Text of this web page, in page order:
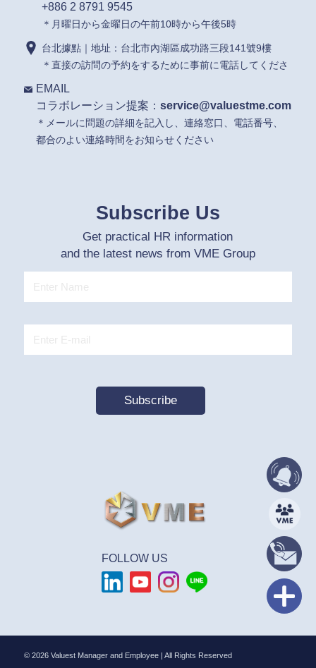
+886 2 8791 9545
＊月曜日から金曜日の午前10時から午後5時
台北據點｜地址：台北市內湖區成功路三段141號9樓
＊直接の訪問の予約をするために事前に電話してくださ
EMAIL
コラボレーション提案： service@valuestme.com
＊メールに問題の詳細を記入し、連絡窓口、電話番号、
都合のよい連絡時間をお知らせください
Subscribe Us
Get practical HR information
and the latest news from VME Group
FOLLOW US
© 2026 Valuest Manager and Employee | All Rights Reserved